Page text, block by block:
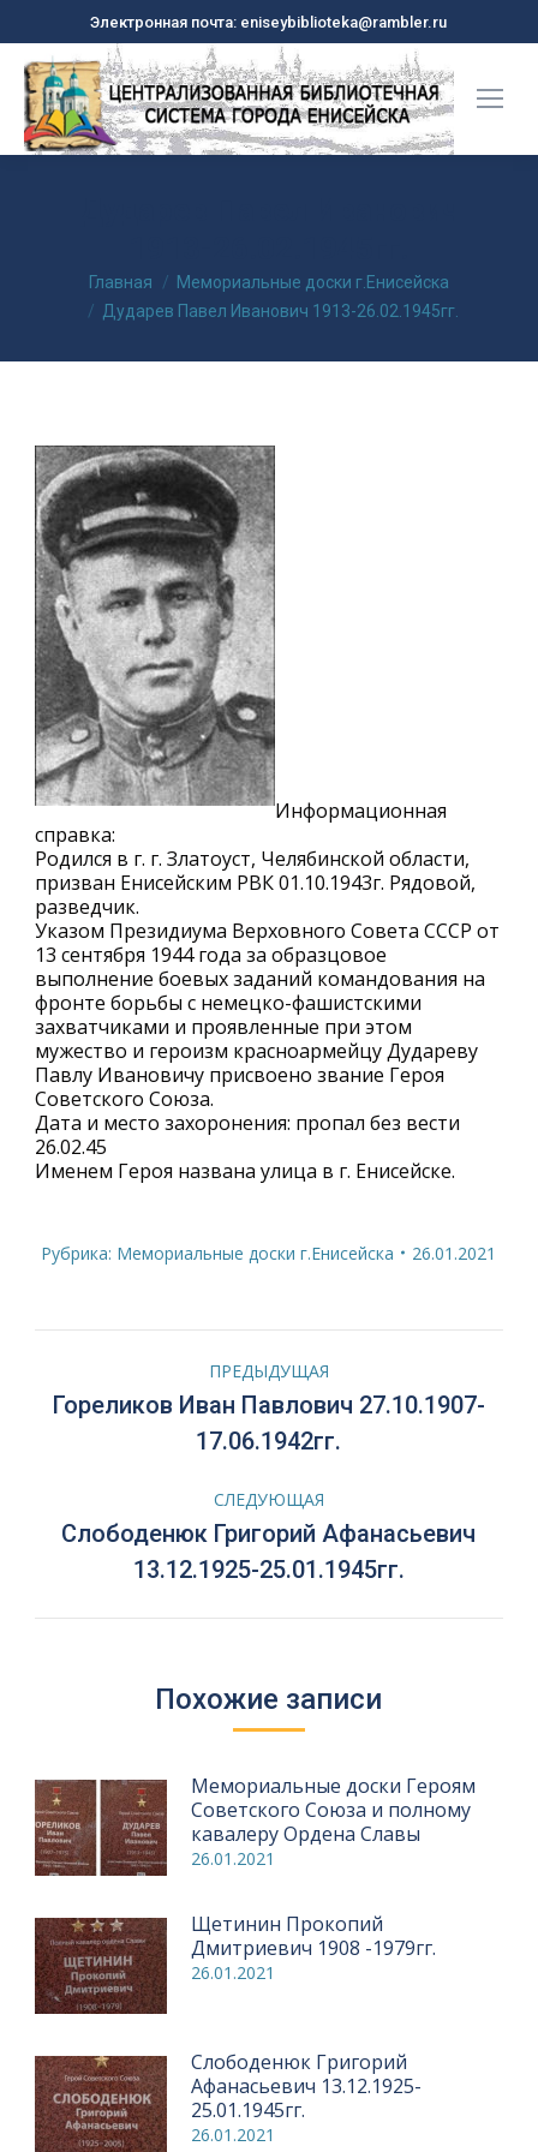
Электронная почта: eniseybiblioteka@rambler.ru
Вы здесь:Главная
Мемориальные доски г.Енисейска
Дударев Павел Иванович 1913-26.02.1945гг.
Информационная
справка:
Родился в г. г. Златоуст, Челябинской области,
призван Енисейским РВК 01.10.1943г. Рядовой,
разведчик.
Указом Президиума Верховного Совета СССР от
13 сентября 1944 года за образцовое
выполнение боевых заданий командования на
фронте борьбы с немецко-фашистскими
захватчиками и проявленные при этом
мужество и героизм красноармейцу Дудареву
Павлу Ивановичу присвоено звание Героя
Советского Союза.
Дата и место захоронения: пропал без вести
26.02.45
Именем Героя названа улица в г. Енисейске.
Рубрика: Мемориальные доски г.Енисейска 26.01.2021
Навигация
по
ПРЕДЫДУЩАЯ
Предыдущая
запись:
Гореликов Иван Павлович 27.10.1907-
17.06.1942гг.
СЛЕДУЮЩАЯ
Следующая
запись:
Слободенюк Григорий Афанасьевич
13.12.1925-25.01.1945гг.
Похожие записи
Мемориальные доски Героям
Советского Союза и полному
кавалеру Ордена Славы
26.01.2021
Щетинин Прокопий
Дмитриевич 1908 -1979гг.
26.01.2021
Слободенюк Григорий
Афанасьевич 13.12.1925-
25.01.1945гг.
26.01.2021